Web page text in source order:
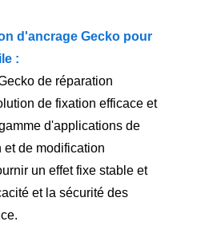
d'ancrage Gecko pour
:
de réparation
de fixation efficace et
d'applications de
et de modification
un effet fixe stable et
et la sécurité des